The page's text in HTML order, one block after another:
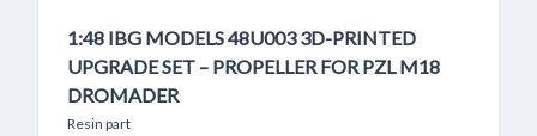
1:48 IBG MODELS 48U003 3D-PRINTED
UPGRADE SET – PROPELLER FOR PZL M18
DROMADER
Resin part